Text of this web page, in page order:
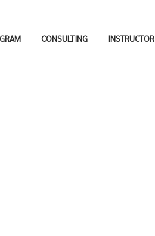
CONSULTING INSTRUCTOR